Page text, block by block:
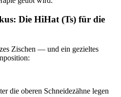
Die HiHat (Ts) für die
Zischen — und ein gezieltes
die oberen Schneidezähne legen